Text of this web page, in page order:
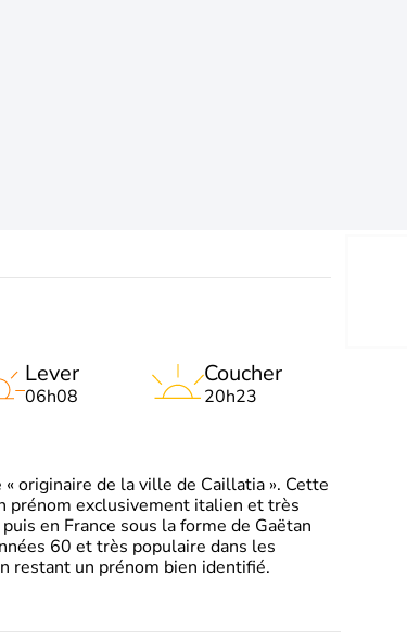
Lever
06h08
Coucher
20h23
originaire de la ville de Caillatia ». Cette
prénom exclusivement italien et très
en France sous la forme de Gaëtan
60 et très populaire dans les
restant un prénom bien identifié.